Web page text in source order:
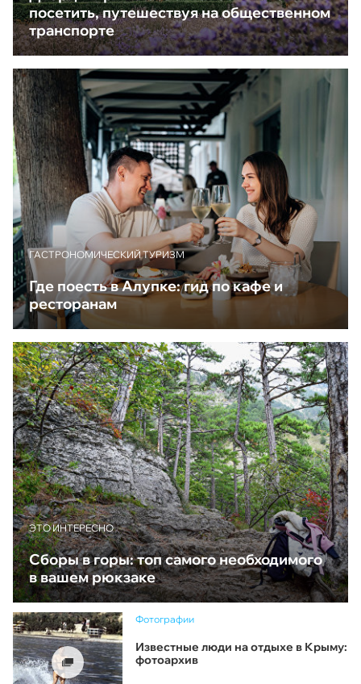
посетить, путешествуя на общественном
транспорте
ГАСТРОНОМИЧЕСКИЙ ТУРИЗМ
Где поесть в Алупке: гид по кафе и
ресторанам
ЭТО ИНТЕРЕСНО
Сборы в горы: топ самого необходимого
в вашем рюкзаке
Фотографии
Известные люди на отдыхе в Крыму:
фотоархив